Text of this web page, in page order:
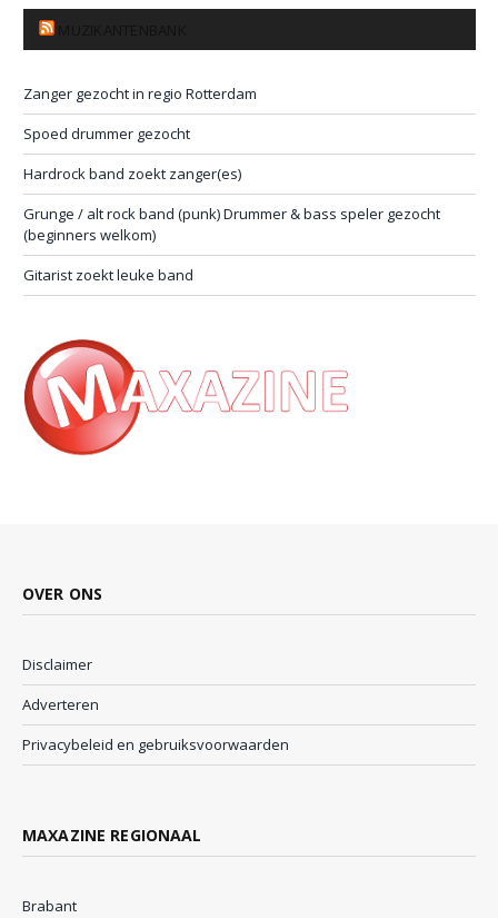
Zanger gezocht in regio Rotterdam
Spoed drummer gezocht
Hardrock band zoekt zanger(es)
Grunge / alt rock band (punk) Drummer & bass speler gezocht
(beginners welkom)
Gitarist zoekt leuke band
OVER ONS
Disclaimer
Adverteren
Privacybeleid en gebruiksvoorwaarden
MAXAZINE REGIONAAL
Brabant